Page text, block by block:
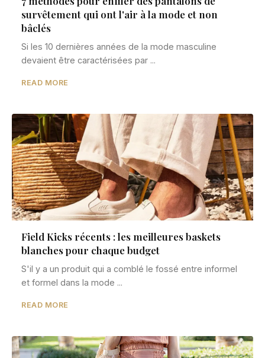
survêtement qui ont l'air à la mode et non
bâclés
Si les 10 dernières années de la mode masculine
devaient être caractérisées par ...
READ MORE
Field Kicks récents : les meilleures baskets
blanches pour chaque budget
S'il y a un produit qui a comblé le fossé entre informel
et formel dans la mode ...
READ MORE